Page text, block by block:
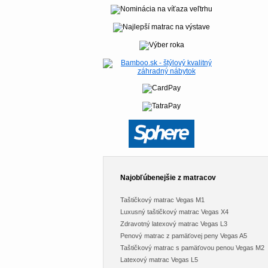
Najobľúbenejšie z matracov
Taštičkový matrac Vegas M1
Luxusný taštičkový matrac Vegas X4
Zdravotný latexový matrac Vegas L3
Penový matrac z pamäťovej peny Vegas A5
Taštičkový matrac s pamäťovou penou Vegas M2
Latexový matrac Vegas L5